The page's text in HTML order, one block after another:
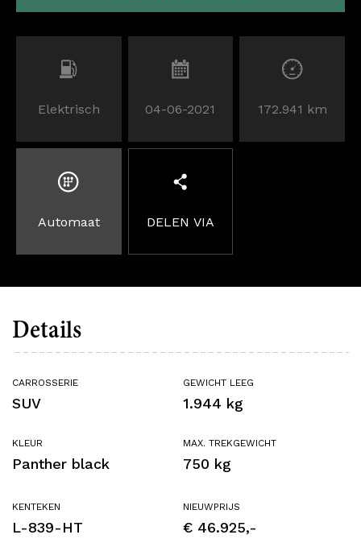
Elektrisch 04-06-2021 172.941 km
Automaat DELEN VIA
Details
CARROSSERIE
SUV
KLEUR
Panther black
KENTEKEN
L-839-HT
GEWICHT LEEG
1.944 kg
MAX. TREKGEWICHT
750 kg
NIEUWPRIJS
€ 46.925,-